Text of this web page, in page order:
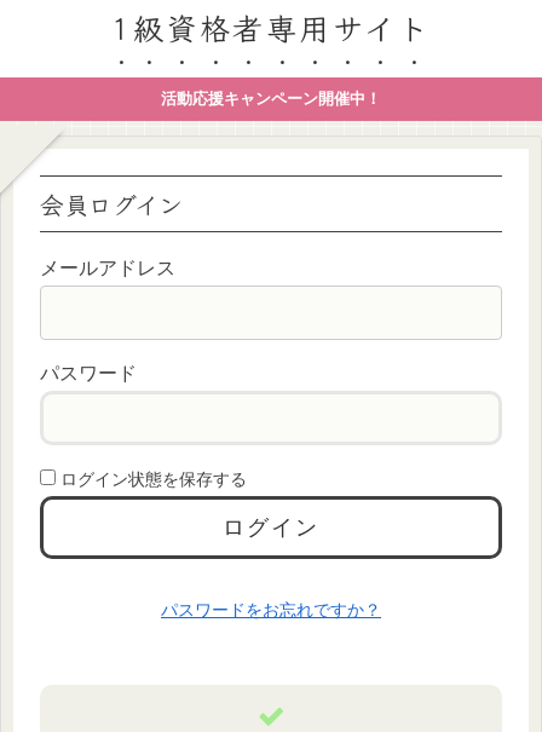
1級資格者専用サイト
活動応援キャンペーン開催中！
会員ログイン
メールアドレス
パスワード
ログイン状態を保存する
パスワードをお忘れですか？